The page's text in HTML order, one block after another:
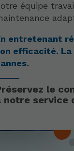
équipe
entretenant
efficacité.
le
notre service